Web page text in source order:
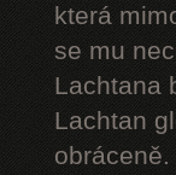
která
se mu
Lachtana
Lachtan